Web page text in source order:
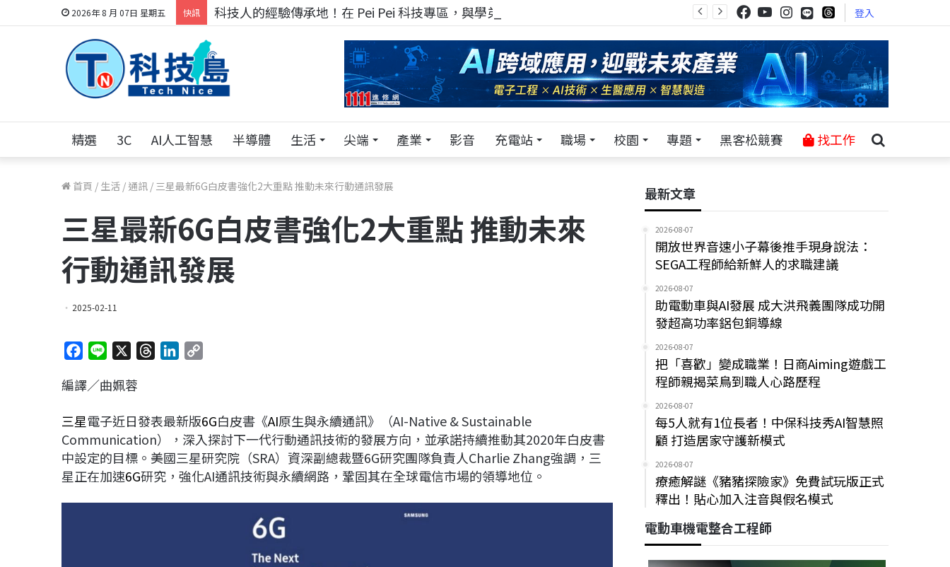
2026年 8 月 07日 星期五 快訊 科技人的經驗傳承地！在 Pei Pei 科技專區，與學弟妹交流最硬核的技術 登入
精選 3C AI人工智慧 半導體 生活 尖端 產業 影音 充電站 職場 校園 專題 黑客松競賽 找工作
首頁 / 生活 / 通訊 / 三星最新6G白皮書強化2大重點 推動未來行動通訊發展
三星最新6G白皮書強化2大重點 推動未來
行動通訊發展
2025-02-11
c
b
o
o
k
n
a
d
s
e
d
I
n
L
i
n
k
編譯／曲姵蓉
三星電子近日發表最新版6G白皮書《AI原生與永續通訊》（AI-Native & Sustainable
Communication），深入探討下一代行動通訊技術的發展方向，並承諾持續推動其2020年白皮書
中設定的目標。美國三星研究院（SRA）資深副總裁暨6G研究團隊負責人Charlie Zhang強調，三
星正在加速6G研究，強化AI通訊技術與永續網路，鞏固其在全球電信市場的領導地位。
最新文章
2026-08-07
開放世界音速小子幕後推手現身說法：
SEGA工程師給新鮮人的求職建議
2026-08-07
助電動車與AI發展 成大洪飛義團隊成功開
發超高功率鋁包銅導線
2026-08-07
把「喜歡」變成職業！日商Aiming遊戲工
程師親揭菜鳥到職人心路歷程
2026-08-07
每5人就有1位長者！中保科技秀AI智慧照
顧 打造居家守護新模式
2026-08-07
療癒解謎《豬豬探險家》免費試玩版正式
釋出！貼心加入注音與假名模式
電動車機電整合工程師